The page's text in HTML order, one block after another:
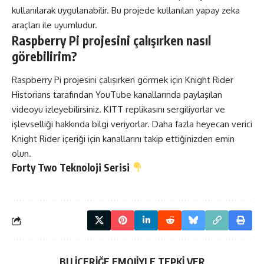
kullanılarak uygulanabilir. Bu projede kullanılan yapay zeka
araçları ile uyumludur.
Raspberry Pi projesini çalışırken nasıl
görebilirim?
Raspberry Pi projesini çalışırken görmek için Knight Rider
Historians tarafından YouTube kanallarında paylaşılan
videoyu izleyebilirsiniz. KITT replikasını sergiliyorlar ve
işlevselliği hakkında bilgi veriyorlar. Daha fazla heyecan verici
Knight Rider içeriği için kanallarını takip ettiğinizden emin
olun.
Forty Two Teknoloji Serisi